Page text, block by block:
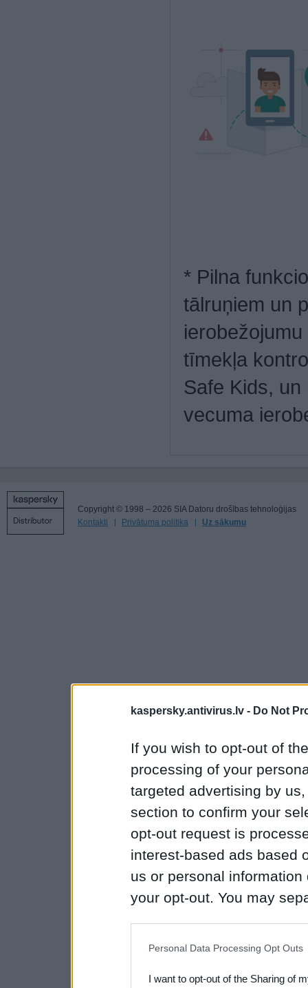
kaspersky.antivirus.lv - Do Not
If you wish to opt-out of
processing of your
targeted advertising by
section to confirm your
opt-out request is
interest-based ads based
us or personal
your opt-out. You may
Downstream Participants
Personal Data Processing Opt Outs
I want to opt-out of the Sharing of
* Pilna
tālruņiem un
tīmekļa
Safe Kids,
vecuma
Copyright © 1998 – 2026 SIA Datoru drošības tehnoloģijas
Kontakti
Privātuma politika Uz sākumu